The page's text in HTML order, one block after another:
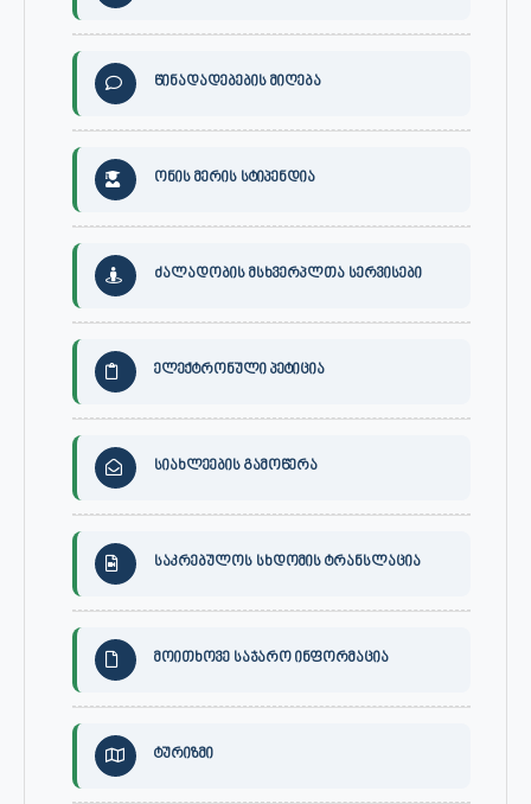
წინადადებების მიღება
ონის მერის სტიპენდია
ძალადობის მსხვერპლთა სერვისები
ელექტრონული პეტიცია
სიახლეების გამოწერა
საკრებულოს სხდომის ტრანსლაცია
მოითხოვე საჯარო ინფორმაცია
ტურიზმი